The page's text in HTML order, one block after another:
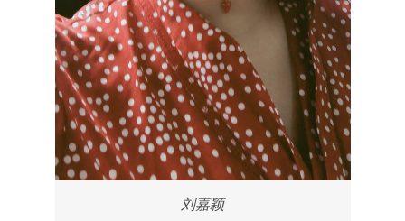
刘嘉颖